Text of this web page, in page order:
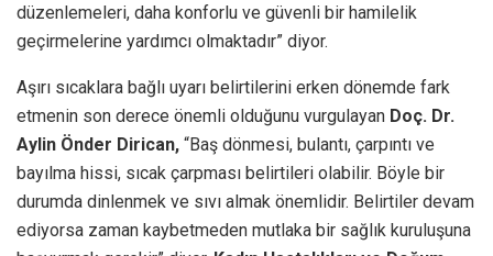
düzenlemeleri, daha konforlu ve güvenli bir hamilelik
geçirmelerine yardımcı olmaktadır” diyor.
Aşırı sıcaklara bağlı uyarı belirtilerini erken dönemde fark
etmenin son derece önemli olduğunu vurgulayan Doç. Dr.
Aylin Önder Dirican, “Baş dönmesi, bulantı, çarpıntı ve
bayılma hissi, sıcak çarpması belirtileri olabilir. Böyle bir
durumda dinlenmek ve sıvı almak önemlidir. Belirtiler devam
ediyorsa zaman kaybetmeden mutlaka bir sağlık kuruluşuna